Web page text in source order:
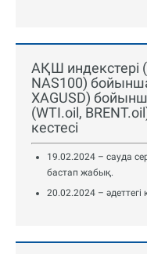
АҚШ индекстері
NAS100)
XAGUSD)
(WTI.oil,
кестесі
19.02.2024 – сауда
бастап жабық.
20.02.2024 –